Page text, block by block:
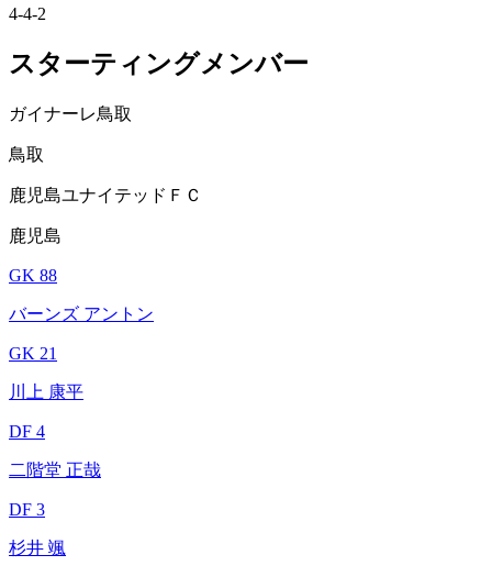
4-4-2
スターティングメンバー
ガイナーレ鳥取
鳥取
鹿児島ユナイテッドＦＣ
鹿児島
GK 88
バーンズ アントン
GK 21
川上 康平
DF 4
二階堂 正哉
DF 3
杉井 颯